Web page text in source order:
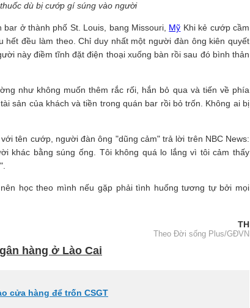
dù bị cướp gí súng vào người
ở thành phố St. Louis, bang Missouri, Mỹ Khi kẻ cướp cầm
đều làm theo. Chỉ duy nhất một người đàn ông kiên quyết
này điềm tĩnh đặt điện thoại xuống bàn rồi sau đó bình thản
như không muốn thêm rắc rối, hắn bỏ qua và tiến về phía
sản của khách và tiền trong quán bar rồi bỏ trốn. Không ai bị
tên cướp, người đàn ông "dũng cảm" trả lời trên NBC News:
khác bằng súng ống. Tôi không quá lo lắng vì tôi cảm thấy
học theo mình nếu gặp phải tình huống tương tự bởi mọi
TH
Theo Đời sống Plus/GĐVN
hàng ở Lào Cai
cửa hàng để trốn CSGT